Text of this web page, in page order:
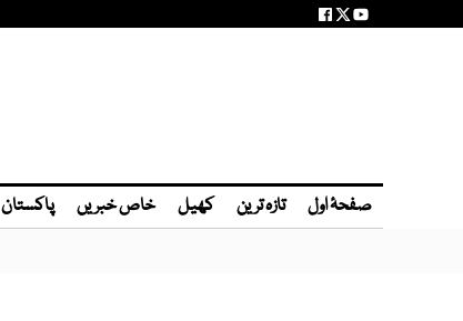
صفحۂ اول تازہ ترین کھیل خاص خبریں پاکستان